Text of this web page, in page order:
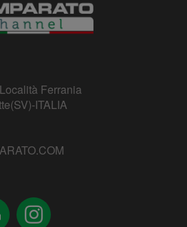
Ferrania
ITALIA